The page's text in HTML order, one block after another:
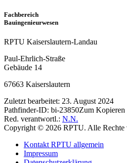
Fachbereich
Bauingenieurwesen
RPTU Kaiserslautern-Landau
Paul-Ehrlich-Straße
Gebäude 14
67663 Kaiserslautern
Zuletzt bearbeitet: 23. August 2024
Pathfinder-ID: bi-23850Zum Kopieren
Red. verantwortl.: N.N.
Copyright © 2026 RPTU. Alle Rechte
Kontakt RPTU allgemein
Impressum